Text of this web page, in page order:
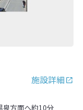
施設詳細
泉方面へ約10分